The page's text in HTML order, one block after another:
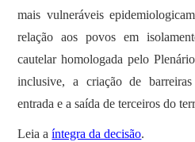
mais vulneráveis
relação aos povos em
cautelar homologada pelo
inclusive, a criação de
entrada e a saída de terceiros do
Leia aíntegra da decisão.